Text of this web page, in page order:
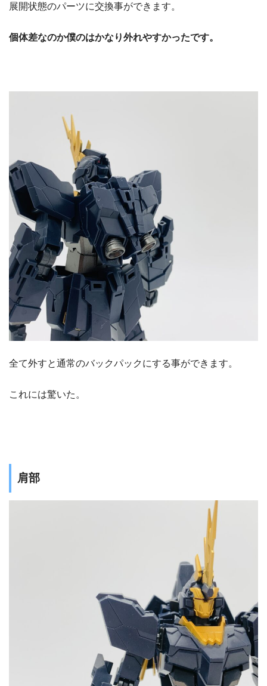
展開状態のパーツに交換事ができます。
個体差なのか僕のはかなり外れやすかったです。
全て外すと通常のバックパックにする事ができます。
これには驚いた。
肩部